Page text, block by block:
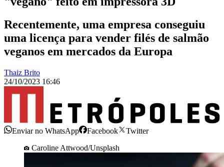
Recentemente, uma empresa conseguiu
uma licença para vender filés de salmão
veganos em mercados da Europa
Thaiz Brito
24/10/2023 16:46
Enviar no WhatsApp Facebook
Twitter
Caroline Attwood/Unsplash